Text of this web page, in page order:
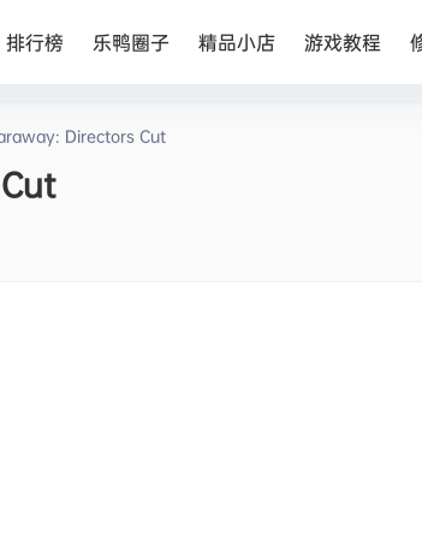
排行榜 乐鸭圈子 精品小店 游戏教程
Directors Cut